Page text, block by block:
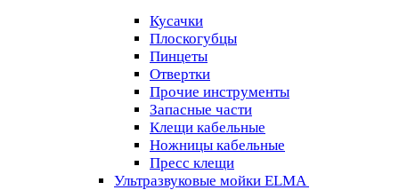
Кусачки
Плоскогубцы
Пинцеты
Отвертки
Прочие инструменты
Запасные части
Клещи кабельные
Ножницы кабельные
Пресс клещи
Ультразвуковые мойки ELMA